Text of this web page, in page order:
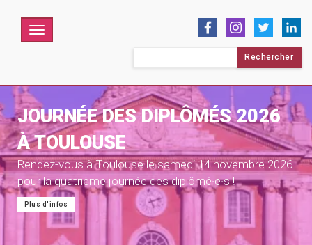
Menu
JOURNÉE DES DIPLÔMÉS 2026
À TOULOUSE
Rendez-vous à Toulouse le samedi 14 novembre 2026
pour la quatrième journée des diplômé·e·s !
Plus d'infos